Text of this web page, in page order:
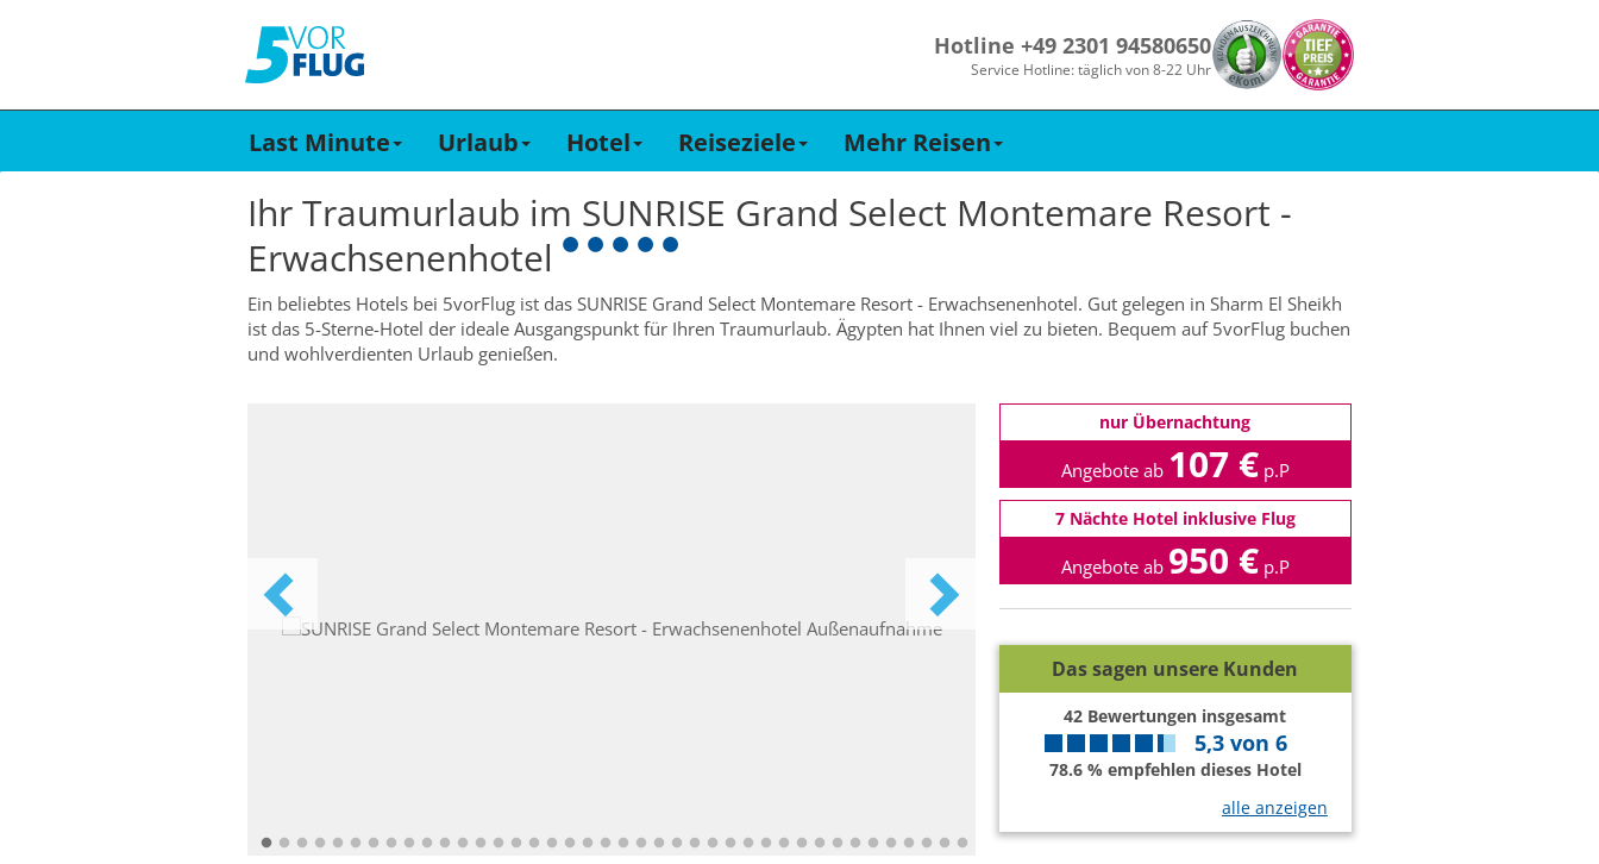
Hotline +49 2301 94580650
Service Hotline: täglich von 8-22 Uhr
Last Minute Urlaub Hotel Reiseziele Mehr Reisen
Ihr Traumurlaub im SUNRISE Grand Select Montemare Resort -
Erwachsenenhotel
Ein beliebtes Hotels bei 5vorFlug ist das SUNRISE Grand Select Montemare Resort - Erwachsenenhotel. Gut gelegen in Sharm El Sheikh
ist das 5-Sterne-Hotel der ideale Ausgangspunkt für Ihren Traumurlaub. Ägypten hat Ihnen viel zu bieten. Bequem auf 5vorFlug buchen
und wohlverdienten Urlaub genießen.
nur Übernachtung
Angebote ab 107 € p.P
7 Nächte Hotel inklusive Flug
Angebote ab 950 € p.P
Das sagen unsere Kunden
42 Bewertungen insgesamt
5,3von 6
78.6 % empfehlen dieses Hotel
alle anzeigen